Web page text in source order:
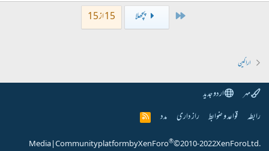
First پچھلا 15 از 15
اراکین
مہر
اردو جدید
رابطہ قواعد و ضوابط راز داری مدد
R
S
Community platform by XenForo®© 2010-2022 XenForo Ltd.
|
Media